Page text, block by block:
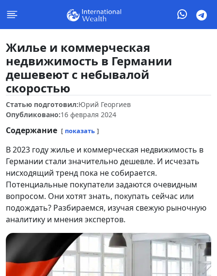
Жилье и коммерческая
недвижимость в Германии
дешевеют с небывалой
скоростью
Статью подготовил:Юрий Георгиев
Опубликовано:16 февраля 2024
Содержание показать
В 2023 году жилье и коммерческая недвижимость в
Германии стали значительно дешевле. И исчезать
нисходящий тренд пока не собирается.
Потенциальные покупатели задаются очевидным
вопросом. Они хотят знать, покупать сейчас или
подождать? Разбираемся, изучая свежую рыночную
аналитику и мнения экспертов.